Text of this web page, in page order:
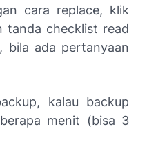
cara replace, klik
tanda checklist read
ada pertanyaan
kalau backup
menit (bisa 3